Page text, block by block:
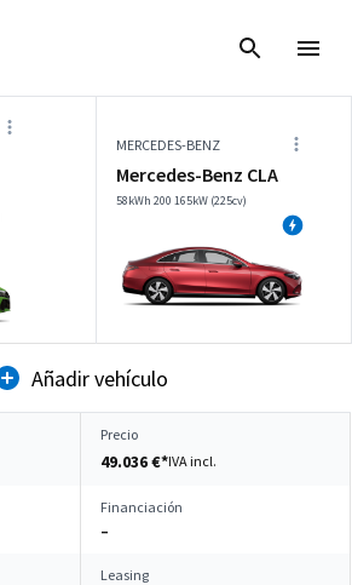
MERCEDES-BENZ
Mercedes-Benz CLA
58kWh 200 165kW (225cv)
Añadir vehículo
Precio
49.036 €*IVA incl.
Financiación
–
Leasing